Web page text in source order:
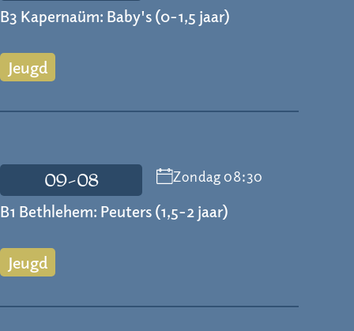
B3 Kapernaüm: Baby's (0-1,5 jaar)
Jeugd
09-08 Zondag 08:30
B1 Bethlehem: Peuters (1,5-2 jaar)
Jeugd